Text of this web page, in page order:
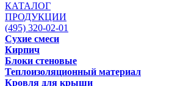
КАТАЛОГ
ПРОДУКЦИИ
(495) 320-02-01
Сухие смеси
Кирпич
Блоки стеновые
Теплоизоляционный материал
Кровля для крыши